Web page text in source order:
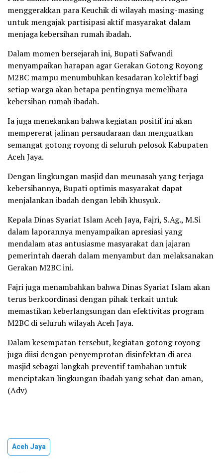
menggerakkan para Keuchik di wilayah masing-masing
untuk mengajak partisipasi aktif masyarakat dalam
menjaga kebersihan rumah ibadah.
Dalam momen bersejarah ini, Bupati Safwandi
menyampaikan harapan agar Gerakan Gotong Royong
M2BC mampu menumbuhkan kesadaran kolektif bagi
setiap warga akan betapa pentingnya memelihara
kebersihan rumah ibadah.
Ia juga menekankan bahwa kegiatan positif ini akan
mempererat jalinan persaudaraan dan menguatkan
semangat gotong royong di seluruh pelosok Kabupaten
Aceh Jaya.
Dengan lingkungan masjid dan meunasah yang terjaga
kebersihannya, Bupati optimis masyarakat dapat
menjalankan ibadah dengan lebih khusyuk.
Kepala Dinas Syariat Islam Aceh Jaya, Fajri, S.Ag., M.Si
dalam laporannya menyampaikan apresiasi yang
mendalam atas antusiasme masyarakat dan jajaran
pemerintah daerah dalam menyambut dan melaksanakan
Gerakan M2BC ini.
Fajri juga menambahkan bahwa Dinas Syariat Islam akan
terus berkoordinasi dengan pihak terkait untuk
memastikan keberlangsungan dan efektivitas program
M2BC di seluruh wilayah Aceh Jaya.
Dalam kesempatan tersebut, kegiatan gotong royong
juga diisi dengan penyemprotan disinfektan di area
masjid sebagai langkah preventif tambahan untuk
menciptakan lingkungan ibadah yang sehat dan aman,
(Adv)
Aceh Jaya